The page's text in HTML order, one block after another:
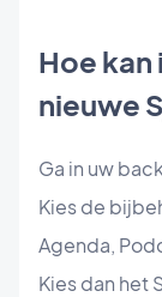
Hoe
nieuwe
Ga in uw
Kies de
Agenda,
Kies dan het